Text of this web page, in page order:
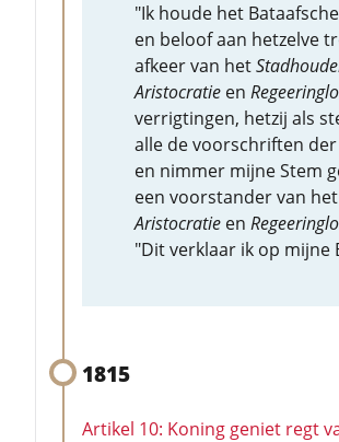
"Ik houde het
en beloof aan hetzelve
afkeer van het
Aristocratieen
verrigtingen, hetzij als
alle de voorschriften
en nimmer mijne Stem
een voorstander van het
Aristocratieen
"Dit verklaar ik op mijne
1815
Artikel 10: Koning geniet regt